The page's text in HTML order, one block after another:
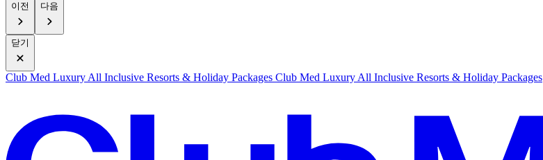
이전 다음
닫기
Club Med Luxury All Inclusive Resorts & Holiday Packages Club Med Luxury All Inclusive Resorts & Holiday Packages